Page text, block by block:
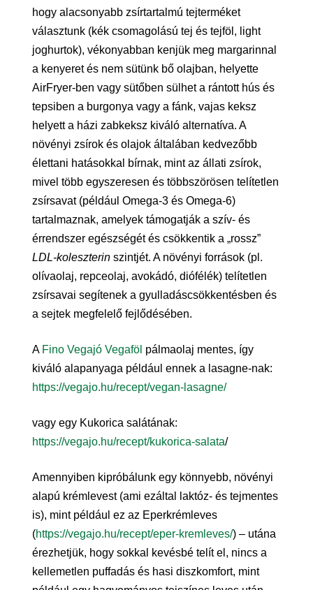
hogy alacsonyabb zsírtartalmú tejterméket
választunk (kék csomagolású tej és tejföl, light
joghurtok), vékonyabban kenjük meg margarinnal
a kenyeret és nem sütünk bő olajban, helyette
AirFryer-ben vagy sütőben sülhet a rántott hús és
tepsiben a burgonya vagy a fánk, vajas keksz
helyett a házi zabkeksz kiváló alternatíva. A
növényi zsírok és olajok általában kedvezőbb
élettani hatásokkal bírnak, mint az állati zsírok,
mivel több egyszeresen és többszörösen telítetlen
zsírsavat (például Omega-3 és Omega-6)
tartalmaznak, amelyek támogatják a szív- és
érrendszer egészségét és csökkentik a „rossz”
LDL-koleszterinszintjét. A növényi források (pl.
olívaolaj, repceolaj, avokádó, diófélék) telítetlen
zsírsavai segítenek a gyulladáscsökkentésben és
a sejtek megfelelő fejlődésében.
A Fino Vegajó Vegaföl pálmaolaj mentes, így
kiváló alapanyaga például ennek a lasagne-nak:
https://vegajo.hu/recept/vegan-lasagne/
vagy egy Kukorica salátának:
https://vegajo.hu/recept/kukorica-salata/
Amennyiben kipróbálunk egy könnyebb, növényi
alapú krémlevest (ami ezáltal laktóz- és tejmentes
is), mint például ez az Eperkrémleves
(https://vegajo.hu/recept/eper-kremleves/) – utána
érezhetjük, hogy sokkal kevésbé telít el, nincs a
kellemetlen puffadás és hasi diszkomfort, mint